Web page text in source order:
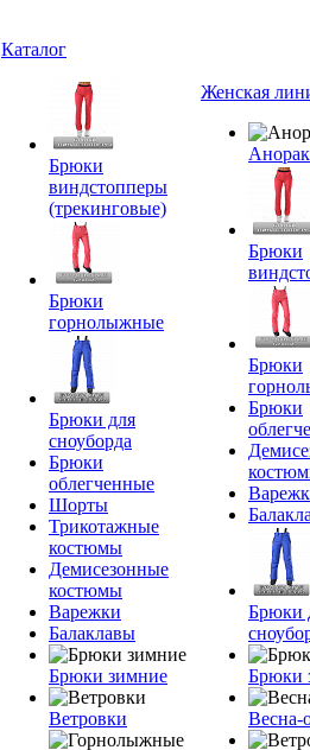
Каталог
Брюки
виндстопперы
(трекинговые)
Брюки
горнолыжные
Брюки для
сноуборда
Брюки
облегченные
Шорты
Трикотажные
костюмы
Демисезонные
костюмы
Варежки
Балаклавы
Брюки зимние
Ветровки
Женская
Брюки
Брюки
Брюки
Брюки
Брюки
Весна-